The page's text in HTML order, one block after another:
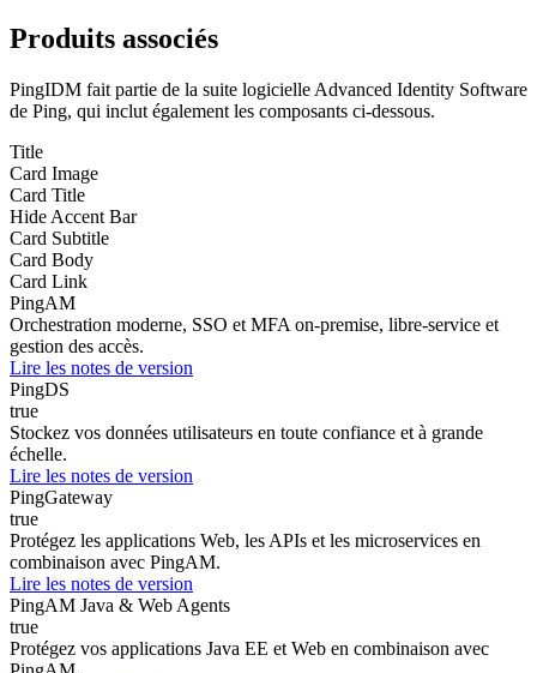
Produits associés
PingIDM fait partie de la suite logicielle Advanced Identity Software
de Ping, qui inclut également les composants ci-dessous.
Title
Card Image
Card Title
Hide Accent Bar
Card Subtitle
Card Body
Card Link
PingAM
Orchestration moderne, SSO et MFA on-premise, libre-service et
gestion des accès.
Lire les notes de version
PingDS
true
Stockez vos données utilisateurs en toute confiance et à grande
échelle.
Lire les notes de version
PingGateway
true
Protégez les applications Web, les APIs et les microservices en
combinaison avec PingAM.
Lire les notes de version
PingAM Java & Web Agents
true
Protégez vos applications Java EE et Web en combinaison avec